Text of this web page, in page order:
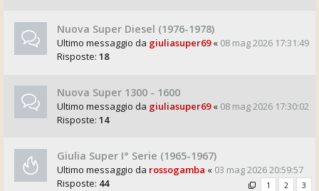
Nuova Super Diesel (1976-1978)
Ultimo messaggio da giuliasuper69« 08 mag 2026 17:31:49
Risposte: 18
Nuova Super 1300 - 1600
Ultimo messaggio da giuliasuper69« 08 mag 2026 17:30:02
Risposte: 14
Giulia Super I° Serie (1965-1967)
Ultimo messaggio da rossogamba « 03 mag 2026 20:59:57
Risposte: 44 1 2 3